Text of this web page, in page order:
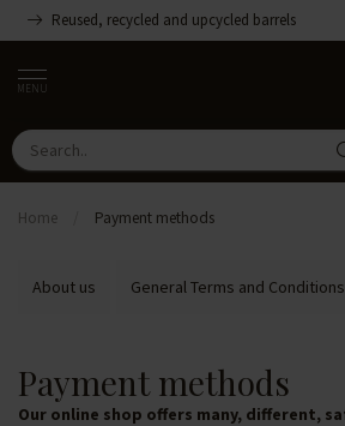
Reused, recycled and upcycled barrels
MENU
Home Payment methods
About us General Terms and Conditions
Payment methods
Our online shop offers many, different,